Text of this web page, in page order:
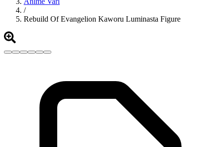
/
Rebuild Of Evangelion Kaworu Luminasta Figure